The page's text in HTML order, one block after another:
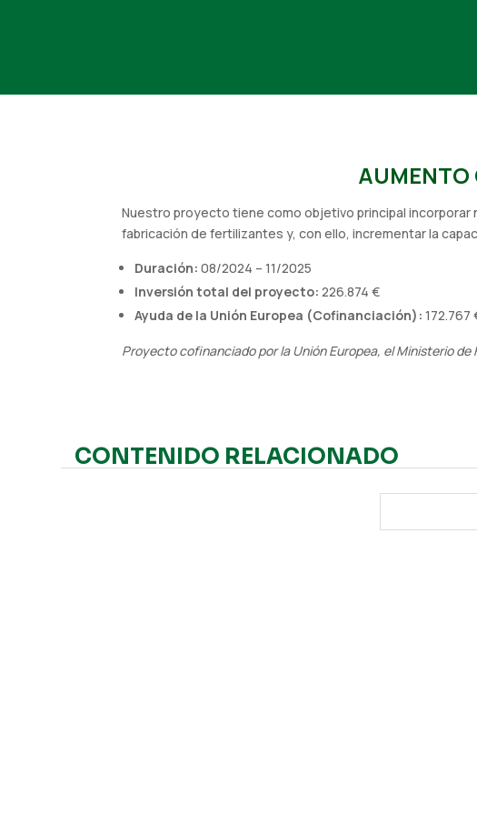
AUMENTO
Nuestro proyecto tiene como objetivo principal
fabricación de fertilizantes y, con ello, incrementar la
Duración: 08/2024 – 11/2025
Inversión total del proyecto: 226.874 €
Ayuda de la Unión Europea (Cofinanciación): 172.767
Proyecto cofinanciado por la Unión Europea, el Ministerio
CONTENIDO RELACIONADO